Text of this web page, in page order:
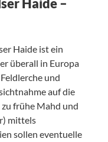
Haide –
Haide ist ein
überall in Europa
und
auf die
frühe Mahd und
mittels
sollen eventuelle